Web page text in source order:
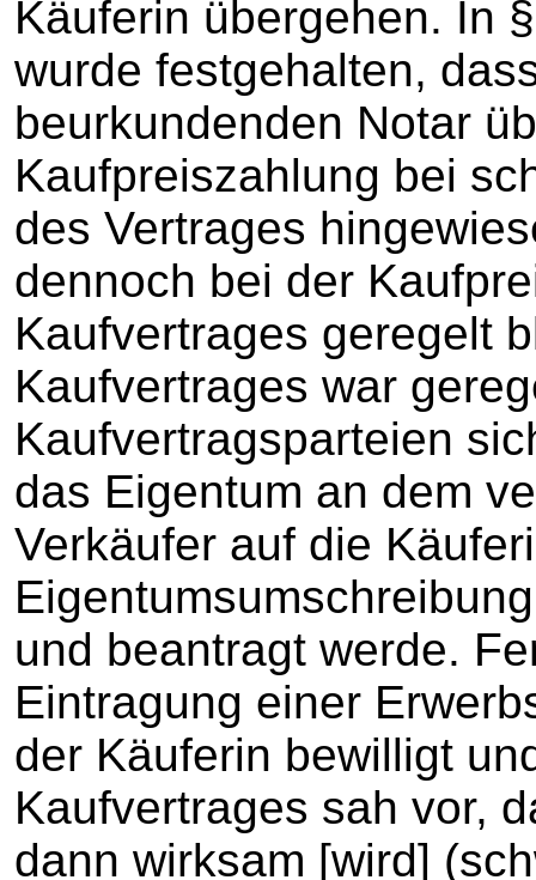
Käuferin übergehen. In
wurde festgehalten,
beurkundenden Notar
Kaufpreiszahlung bei
des Vertrages
dennoch bei der
Kaufvertrages geregelt
Kaufvertrages war
Kaufvertragsparteien
das Eigentum an dem
Verkäufer auf die
und beantragt werde.
Eintragung einer
der Käuferin bewilligt
Kaufvertrages sah vor,
dann wirksam [wird]